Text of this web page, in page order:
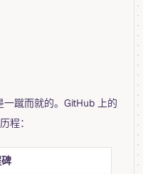
蹴而就的。GitHub 上的
程：